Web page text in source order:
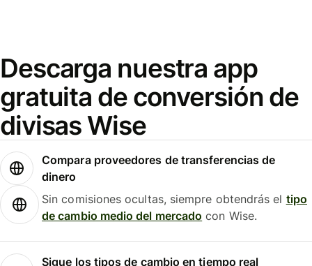
Descarga nuestra app
gratuita de conversión de
divisas Wise
Compara proveedores de transferencias de
dinero
Sin comisiones ocultas, siempre obtendrás el tipo
de cambio medio del mercado con Wise.
Sigue los tipos de cambio en tiempo real